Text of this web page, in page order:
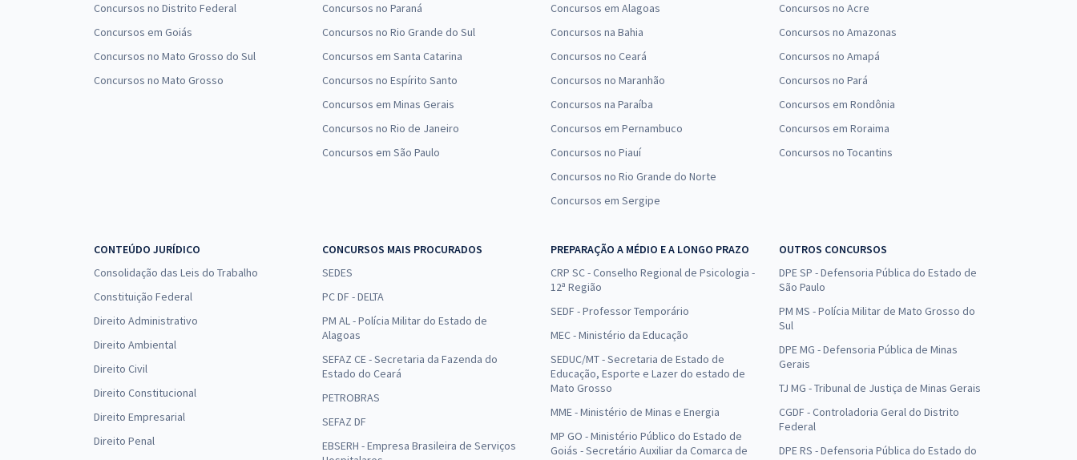
Concursos no Distrito Federal
Concursos em Goiás
Concursos no Mato Grosso do Sul
Concursos no Mato Grosso
Concursos no Paraná
Concursos no Rio Grande do Sul
Concursos em Santa Catarina
Concursos no Espírito Santo
Concursos em Minas Gerais
Concursos no Rio de Janeiro
Concursos em São Paulo
Concursos em Alagoas
Concursos na Bahia
Concursos no Ceará
Concursos no Maranhão
Concursos na Paraíba
Concursos em Pernambuco
Concursos no Piauí
Concursos no Rio Grande do Norte
Concursos em Sergipe
Concursos no Acre
Concursos no Amazonas
Concursos no Amapá
Concursos no Pará
Concursos em Rondônia
Concursos em Roraima
Concursos no Tocantins
CONTEÚDO JURÍDICO
Consolidação das Leis do Trabalho
Constituição Federal
Direito Administrativo
Direito Ambiental
Direito Civil
Direito Constitucional
Direito Empresarial
Direito Penal
CONCURSOS MAIS PROCURADOS
SEDES
PC DF - DELTA
PM AL - Polícia Militar do Estado de
Alagoas
SEFAZ CE - Secretaria da Fazenda do
Estado do Ceará
PETROBRAS
SEFAZ DF
EBSERH - Empresa Brasileira de Serviços
PREPARAÇÃO A MÉDIO E A LONGO PRAZO
CRP SC - Conselho Regional de Psicologia -
12ª Região
SEDF - Professor Temporário
MEC - Ministério da Educação
SEDUC/MT - Secretaria de Estado de
Educação, Esporte e Lazer do estado de
Mato Grosso
MME - Ministério de Minas e Energia
MP GO - Ministério Público do Estado de
Goiás - Secretário Auxiliar da Comarca de
OUTROS CONCURSOS
DPE SP - Defensoria Pública do Estado de
São Paulo
PM MS - Polícia Militar de Mato Grosso do
Sul
DPE MG - Defensoria Pública de Minas
Gerais
TJ MG - Tribunal de Justiça de Minas Gerais
CGDF - Controladoria Geral do Distrito
Federal
DPE RS - Defensoria Pública do Estado do